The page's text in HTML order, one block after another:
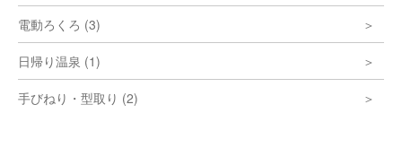
電動ろくろ (3)
日帰り温泉 (1)
手びねり・型取り (2)